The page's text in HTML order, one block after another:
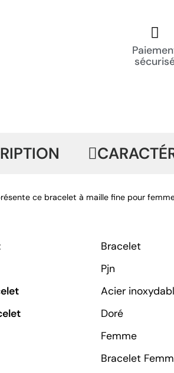
ce bracelet à maille fine pour
Bracelet
Pjn
Acier
Doré
Femme
Bracelet